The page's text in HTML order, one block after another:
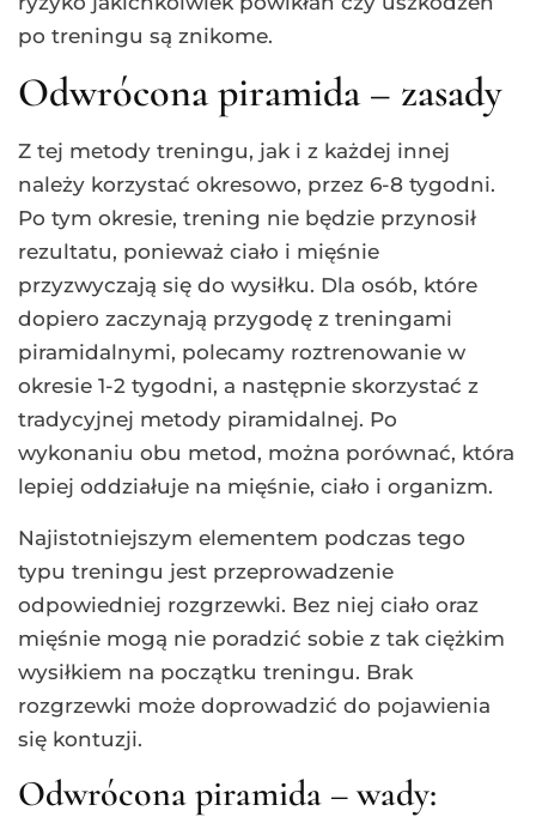
po treningu są znikome.
Odwrócona piramida – zasady
Z tej metody treningu, jak i z każdej innej
należy korzystać okresowo, przez 6-8 tygodni.
Po tym okresie, trening nie będzie przynosił
rezultatu, ponieważ ciało i mięśnie
przyzwyczają się do wysiłku. Dla osób, które
dopiero zaczynają przygodę z treningami
piramidalnymi, polecamy roztrenowanie w
okresie 1-2 tygodni, a następnie skorzystać z
tradycyjnej metody piramidalnej. Po
wykonaniu obu metod, można porównać, która
lepiej oddziałuje na mięśnie, ciało i organizm.
Najistotniejszym elementem podczas tego
typu treningu jest przeprowadzenie
odpowiedniej rozgrzewki. Bez niej ciało oraz
mięśnie mogą nie poradzić sobie z tak ciężkim
wysiłkiem na początku treningu. Brak
rozgrzewki może doprowadzić do pojawienia
się kontuzji.
Odwrócona piramida – wady: